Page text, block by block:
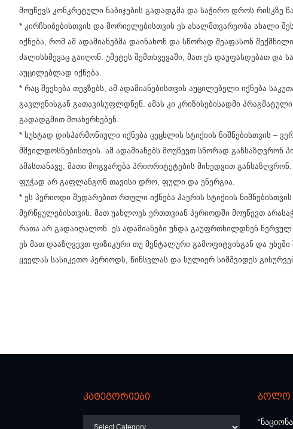
მოუწევს კონკრეტული ნაბიჯების გადადგმა და საჭირო დროს რისკზე
* კირჩხიბებისთვის და მორიელებისთვის ეს ახალმთვარეობა ახალი
იქნება, რომ ამ ადამიანებმა დაინახონ და სწორად შეაფასონ
ძალისხმევაც გაიღონ. უმეტეს შემთხვევაში, მათ ეს დაუფასდებათ და
აუცილებლად იქნება.
* რაც შეეხება თევზებს, ამ ადამიანებისთვის აუცილებელი იქნება
გავლენისგან გათავისუფლდნენ. ამას კი კრიზისებისადმი
გადადგმით მოახერხებენ.
* სუსტად დისჰარმონიული იქნება ცეცხლის სტიქიის ნიშნებისთვის –
მშვილდოსნებისთვის. ამ ადამიანებს მოუწევთ სწორად განსაზღვრონ
ამასთანავე, მათი მოგვარება პრიორიტეტების მიხედვით
ფუჭად არ გაფლანგონ თავისი დრო, ფული და ენერგია.
* ეს პერიოდი შედარებით რთული იქნება ჰაერის სტიქიის
მერწყულებისთვის. მათ უახლოეს ერთთვიან პერიოდში მოუწევთ
რათა არ გადაიღალონ. ეს ადამიანები უნდა გაუფრთხილდნენ
ეს მათ დააზღვევთ ფიზიკური თუ მენტალური გამოფიტვისგან და უხეში
ყველას სასიკეთო პერიოდს, წინსვლას და სულიერ სიმშვიდეს
კატეგორიები ბოლო